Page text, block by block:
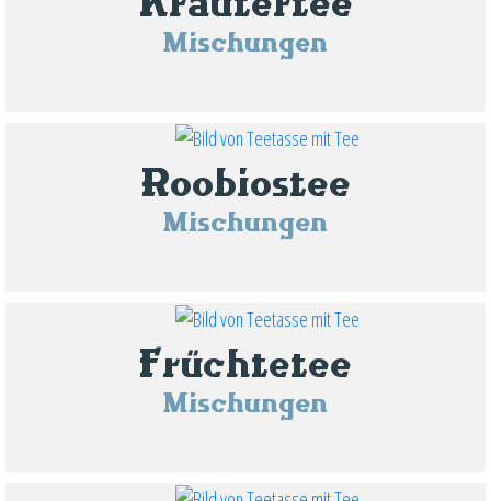
Mischungen
Roobiostee
Mischungen
Früchtetee
Mischungen